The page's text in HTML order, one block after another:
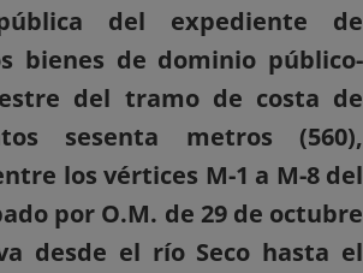
del expediente de
bienes de dominio público-
del tramo de costa de
sesenta metros (560),
los vértices M-1 a M-8 del
por O.M. de 29 de octubre
desde el río Seco hasta el